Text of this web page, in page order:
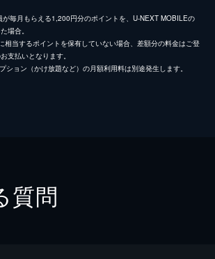
毎月もらえる1,200円分のポイントを、U-NEXT MOBILEの
場合。
相当するポイントを保有していない場合、差額分の料金はご登
支払いとなります。
ション（かけ放題など）の月額利用料は別途発生します。
質問